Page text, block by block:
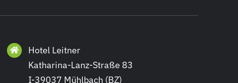
Hotel Leitner
Katharina-Lanz-Straße 83
I-39037 Mühlbach (BZ)